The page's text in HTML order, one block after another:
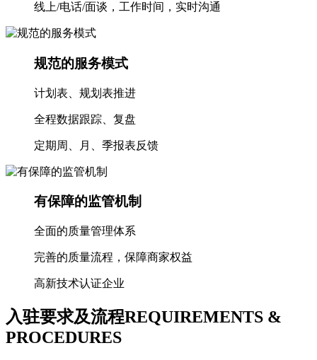
线上/电话/面谈，工作时间，实时沟通
规范的服务模式
计划表、规划表推进
全程数据跟踪、复盘
定期周、月、季报表反馈
有保障的监管机制
全面的质量管理体系
完善的质量流程，保障商家权益
高新技术认证企业
入驻要求及流程REQUIREMENTS &
PROCEDURES